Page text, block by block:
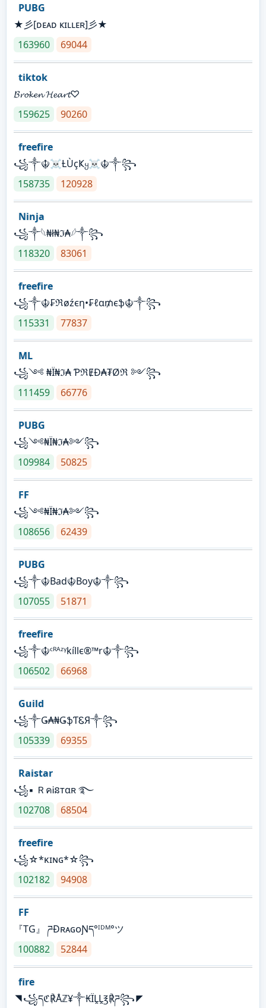
PUBG
★彡[ᴅᴇᴀᴅ ᴋɪʟʟᴇʀ]彡★
163960
69044
tiktok
𝓑𝓻𝓸𝓴𝓮𝓷 𝓗𝓮𝓪𝓻𝓽♡
159625
90260
freefire
꧁༒☬☠Ƚ︎ÙçҜყ☠︎☬༒꧂
158735
120928
Ninja
꧁⁣༒𓆩₦ł₦ℑ₳𓆪༒꧂
118320
83061
freefire
꧁༒☬₣ℜøźєη•₣ℓα₥єֆ☬༒꧂
115331
77837
ML
꧁༺ ₦Ї₦ℑ₳ ƤℜɆĐ₳₮Øℜ ༻꧂
111459
66776
PUBG
꧁༺₦Ї₦ℑ₳༻꧂
109984
50825
FF
꧁༺₦Ї₦ℑ₳༻꧂
108656
62439
PUBG
꧁༒☬Bad☬Boy☬༒꧂
107055
51871
freefire
꧁༒☬ᶜᴿᴬᶻᵞkíllє®™r☬༒꧂
106502
66968
Guild
꧁༒Ǥ₳₦ǤֆƬᏋЯ༒꧂
105339
69355
Raistar
꧁▪ ＲคᎥនтαʀ ࿐
102708
68504
freefire
꧁☆*κɪɴɢ*☆꧂
102182
94908
FF
『TG』 ཌĐʀᴀɢᴏƝད°ᴵᴰᴹ°ツ
100882
52844
fire
◥꧁དℭ℟Åℤ¥༒₭ÏḼḼ℥℟ཌ꧂◤